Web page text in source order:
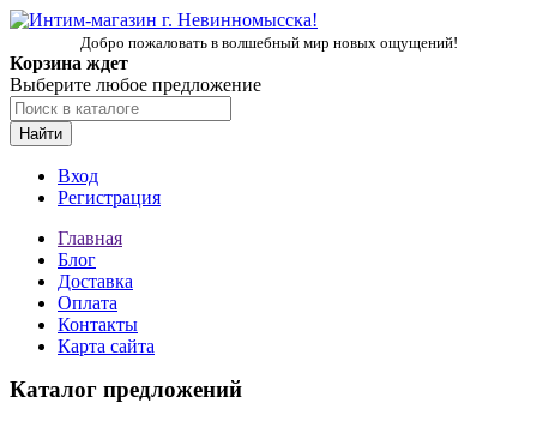
Добро пожаловать в волшебный мир новых ощущений!
Корзина ждет
Выберите любое предложение
Найти
Вход
Регистрация
Главная
Блог
Доставка
Оплата
Контакты
Карта сайта
Каталог предложений